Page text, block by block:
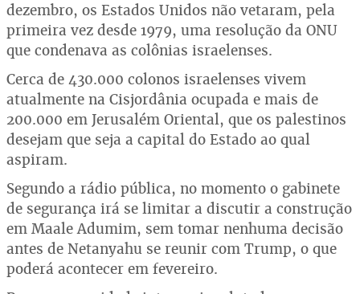
dezembro, os Estados Unidos não vetaram, pela
primeira vez desde 1979, uma resolução da ONU
que condenava as colônias israelenses.
Cerca de 430.000 colonos israelenses vivem
atualmente na Cisjordânia ocupada e mais de
200.000 em Jerusalém Oriental, que os palestinos
desejam que seja a capital do Estado ao qual
aspiram.
Segundo a rádio pública, no momento o gabinete
de segurança irá se limitar a discutir a construção
em Maale Adumim, sem tomar nenhuma decisão
antes de Netanyahu se reunir com Trump, o que
poderá acontecer em fevereiro.